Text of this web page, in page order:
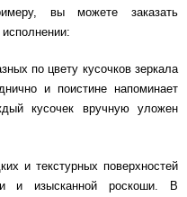
вы можете заказать
по цвету кусочков зеркала
и поистине напоминает
кусочек вручную уложен
и текстурных поверхностей
и изысканной роскоши. В